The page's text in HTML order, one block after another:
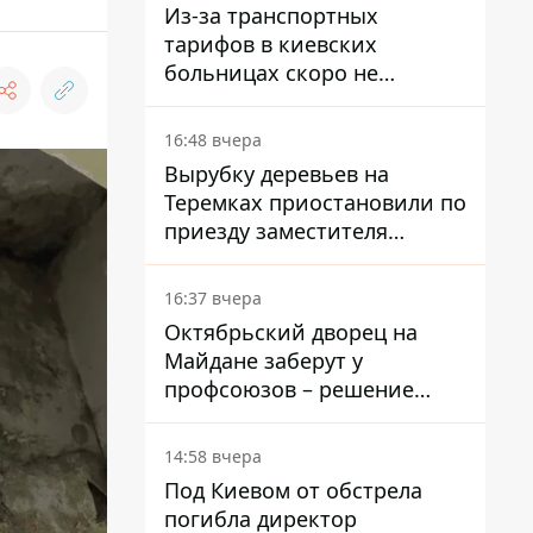
Из-за транспортных
тарифов в киевских
больницах скоро не
останется медсестер и
санитарок - профессор
Голубовская
16:48 вчера
Вырубку деревьев на
Теремках приостановили по
приезду заместителя
Кличко - начался диалог
16:37 вчера
Октябрьский дворец на
Майдане заберут у
профсоюзов – решение
Хозяйственного суда
14:58 вчера
Под Киевом от обстрела
погибла директор